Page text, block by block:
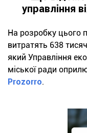
управління
На розробку цього
витратять 638
який Управління
міської ради
Prozorro.